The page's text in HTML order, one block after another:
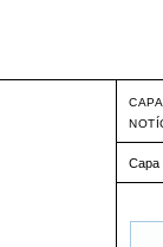
CAPA
Capa